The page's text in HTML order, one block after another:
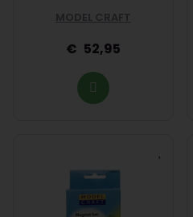
MODEL CRAFT
52,95